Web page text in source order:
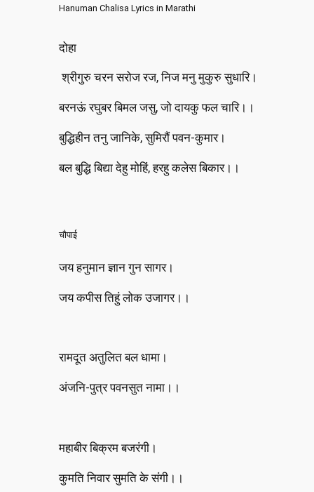
Hanuman Chalisa Lyrics in Marathi
दोहा
श्रीगुरु चरन सरोज रज, निज मनु मुकुरु सुधारि।
बरनऊं रघुबर बिमल जसु, जो दायकु फल चारि।।
बुद्धिहीन तनु जानिके, सुमिरौं पवन-कुमार।
बल बुद्धि बिद्या देहु मोहिं, हरहु कलेस बिकार।।
चौपाई
जय हनुमान ज्ञान गुन सागर।
जय कपीस तिहुं लोक उजागर।।
रामदूत अतुलित बल धामा।
अंजनि-पुत्र पवनसुत नामा।।
महाबीर बिक्रम बजरंगी।
कुमति निवार सुमति के संगी।।